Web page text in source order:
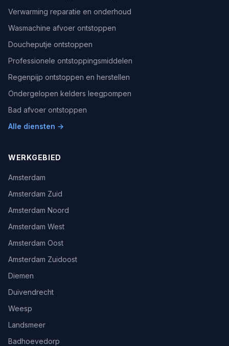
Verwarming reparatie en onderhoud
Wasmachine afvoer ontstoppen
Doucheputje ontstoppen
Professionele ontstoppingsmiddelen
Regenpijp ontstoppen en herstellen
Ondergelopen kelders leegpompen
Bad afvoer ontstoppen
Alle diensten →
WERKGEBIED
Amsterdam
Amsterdam Zuid
Amsterdam Noord
Amsterdam West
Amsterdam Oost
Amsterdam Zuidoost
Diemen
Duivendrecht
Weesp
Landsmeer
Badhoevedorp